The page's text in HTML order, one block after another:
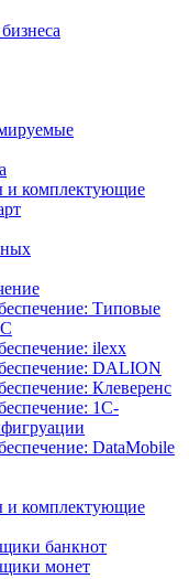
и комплектующие
Типовые
ilexx
DALION
Клеверенс
1С-
DataMobile
и комплектующие
банкнот
монет